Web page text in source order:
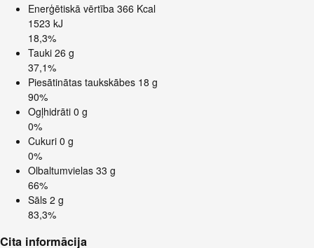
Enerģētiskā vērtība 366 Kcal
1523 kJ
18,3%
Tauki 26 g
37,1%
Piesātinātas taukskābes 18 g
90%
Ogļhidrāti 0 g
0%
Cukuri 0 g
0%
Olbaltumvielas 33 g
66%
Sāls 2 g
83,3%
Cita informācija